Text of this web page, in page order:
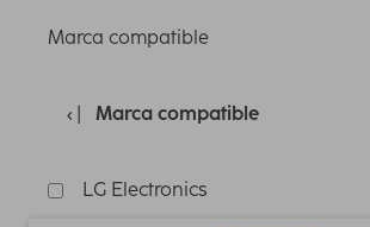
Marca compatible
Marca compatible
LG Electronics